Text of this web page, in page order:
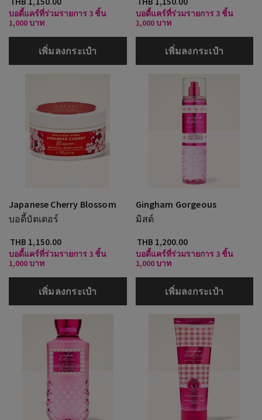
บอดี้แคร์ที่ร่วมรายการ 3 ชิ้น
1,000 บาท
เพิ่มลงกระเป๋า
บอดี้แคร์ที่ร่วมรายการ 3 ชิ้น
1,000 บาท
เพิ่มลงกระเป๋า
Japanese Cherry Blossom
บอดี้บัตเตอร์
THB 1,150.00
บอดี้แคร์ที่ร่วมรายการ 3 ชิ้น
1,000 บาท
เพิ่มลงกระเป๋า
Gingham Gorgeous
มิสต์
THB 1,200.00
บอดี้แคร์ที่ร่วมรายการ 3 ชิ้น
1,000 บาท
เพิ่มลงกระเป๋า